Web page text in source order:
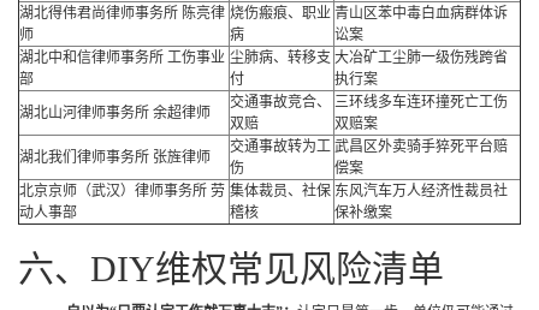
湖北得伟君尚律师事务所 陈亮律
师
烧伤瘢痕、职业
病
青山区苯中毒白血病群体诉
讼案
湖北中和信律师事务所 工伤事业
部
尘肺病、转移支
付
大冶矿工尘肺一级伤残跨省
执行案
湖北山河律师事务所 余超律师
交通事故竞合、
双赔
三环线多车连环撞死亡工伤
双赔案
湖北我们律师事务所 张旌律师
交通事故转为工
伤
武昌区外卖骑手猝死平台赔
偿案
北京京师（武汉）律师事务所 劳
动人事部
集体裁员、社保
稽核
东风汽车万人经济性裁员社
保补缴案
六、DIY维权常见风险清单